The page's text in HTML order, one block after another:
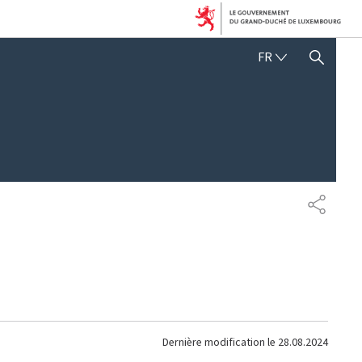
FRFRANÇAIS
AFFICHER / MASQUER
Dernière modification le 28.08.2024